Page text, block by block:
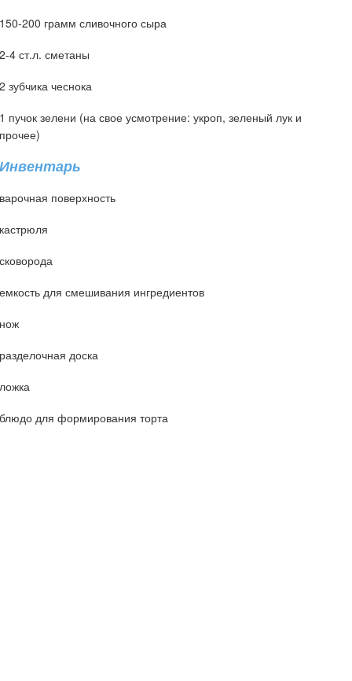
150-200 грамм сливочного сыра
2-4 ст.л. сметаны
2 зубчика чеснока
1 пучок зелени (на свое усмотрение: укроп, зеленый лук и
прочее)
Инвентарь
варочная поверхность
кастрюля
сковорода
емкость для смешивания ингредиентов
нож
разделочная доска
ложка
блюдо для формирования торта